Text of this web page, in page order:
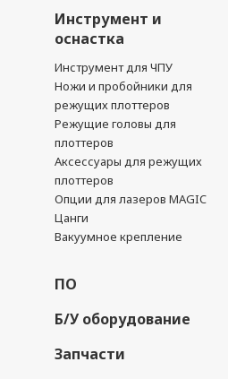
Инструмент и
оснастка
Инструмент для ЧПУ
Ножи и пробойники для
режущих плоттеров
Режущие головы для
плоттеров
Аксессуары для режущих
плоттеров
Опции для лазеров MAGIC
Цанги
Вакуумное крепление
ПО
Б/У оборудование
Запчасти